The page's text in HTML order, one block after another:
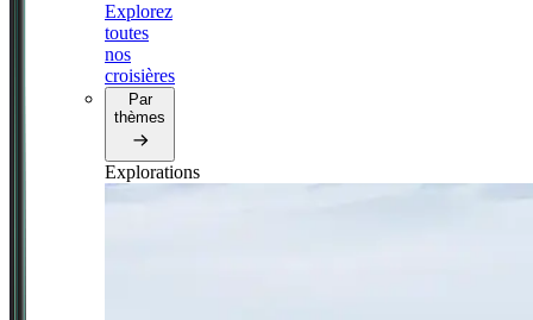
Explorez
toutes
nos
croisières
Par
thèmes
Explorations